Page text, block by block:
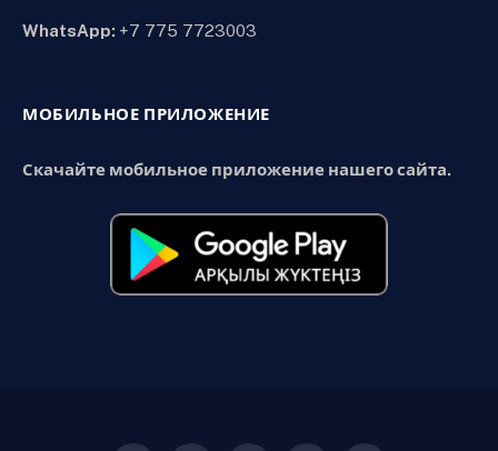
WhatsApp: +7 775 7723003
МОБИЛЬНОЕ ПРИЛОЖЕНИЕ
Скачайте мобильное приложение нашего сайта.